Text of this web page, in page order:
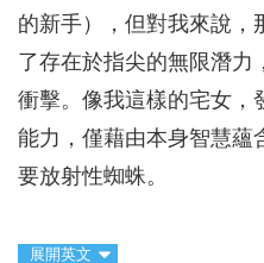
的新手），但對我來說，
了存在於指尖的無限潛
衝擊。像我這樣的宅女，
能力，僅藉由本身智慧蘊
要放射性蜘蛛。
展開英文